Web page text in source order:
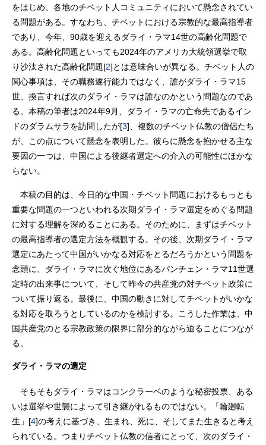
をはじめ、各地のチベット人コミュニティにおいて懸念されてい
る問題がある。すなわち、チベットにおける宗教的な最高指導者
であり、今年、90歳を迎えるダライ・ラマ14世の高齢化問題で
ある。高齢化問題といっても2024年のアメリカ大統領選挙で取
り沙汰された高齢化問題[2]とは意味合いが異なる。チベット人の
関心事項は、その職務遂行能力ではなく、誰がダライ・ラマ15
世、換言すれば次のダライ・ラマは誰なのかという問題なのであ
る。本稿の筆者は2024年9月、ダライ・ラマの亡命先であるイン
ドのダラムサラを訪問したが[3]、複数のチベット仏教の僧侶たち
が、この点について懸念を表明した。彼らに懸念を抱かせる主な
要因の一つは、中国による後継者選定への介入の可能性にほかな
らない。
本稿の目的は、今日的な中国・チベット問題におけるもっとも
重要な問題の一つといわれる次期ダライ・ラマ選定をめぐる問題
に対する理解を深めることにある。そのために、まずはチベット
の最高指導者の選定方法を概観する。その後、次期ダライ・ラマ
選定にあたって中国がいかなる対応をとるだろうかという問題を
念頭に、ダライ・ラマに次ぐ地位にあるパンチェン・ラマ11世選
定時の出来事について、そして昨今の共産党の対チベット政策に
ついて振り返る。最後に、中国の動きに対してチベットがいかな
る対応を取ろうとしているのかを検討する。こうした作業は、中
国共産党のとる宗教政策の限界に部分的ながら迫ることにつなが
る。
ダライ・ラマの選定
そもそもダライ・ラマはコンクラーベのような秘密投票、ある
いは選挙や世襲によって引き継がれるものではない。「輪廻転
生」[4]の考えに基づき、生まれ、死に、そしてまた生きると考え
られている。つまりチベット仏教の信者にとって、次のダライ・